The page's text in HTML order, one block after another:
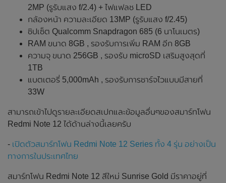
2MP (รูรับแสง f/2.4) + ไฟแฟลช LED
กล้องหน้า ความละเอียด 13MP (รูรับแสง f/2.45)
ชิปเซ็ต Qualcomm Snapdragon 685 (6 นาโนเมตร)
RAM ขนาด 8GB , รองรับการเพิ่ม RAM อีก 8GB
ความจุ ขนาด 256GB , รองรับ microSD เสริมสูงสุดที่
1TB
แบตเตอรี่ 5,000mAh , รองรับการชาร์จไวแบบมีสายที่
33W
สามารถเข้าไปดูรายละเอียดสเปกและข้อมูลอื่นๆของสมาร์ทโฟน
Redmi Note 12 ได้ด้านล่างนี้เลยครับ
- เปิดตัวสมาร์ทโฟน Redmi Note 12 Series ทั้ง 4 รุ่น อย่างเป็น
ทางการในประเทศไทย
สมาร์ทโฟน Redmi Note 12 สีใหม่ Sunrise Gold มีราคาอยู่ที่